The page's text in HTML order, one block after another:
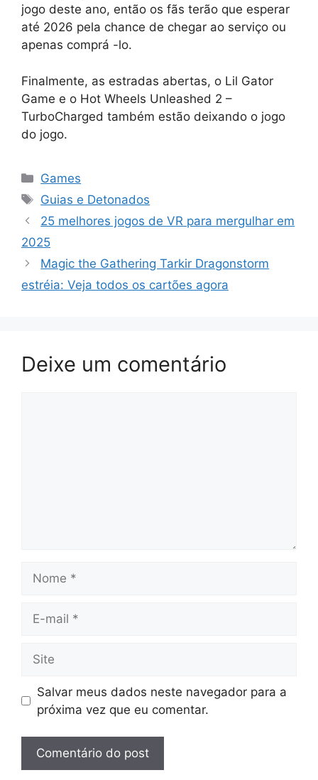
jogo deste ano, então os fãs terão que esperar
até 2026 pela chance de chegar ao serviço ou
apenas comprá -lo.
Finalmente, as estradas abertas, o Lil Gator
Game e o Hot Wheels Unleashed 2 –
TurboCharged também estão deixando o jogo
do jogo.
Categorias
Games
Tags
Guias e Detonados
25 melhores jogos de VR para mergulhar em
2025
Magic the Gathering Tarkir Dragonstorm
estréia: Veja todos os cartões agora
Deixe um comentário
mail
Salvar meus dados neste navegador para a
próxima vez que eu comentar.